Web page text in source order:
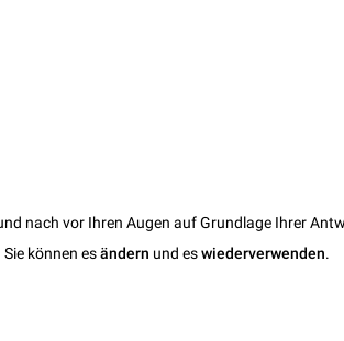
nach vor Ihren Augen auf Grundlage Ihrer
Sie können esändern und eswiederverwenden.